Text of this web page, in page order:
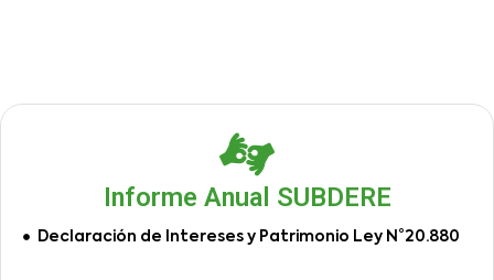
Informe Anual SUBDERE
Declaración de Intereses y Patrimonio Ley N°20.880